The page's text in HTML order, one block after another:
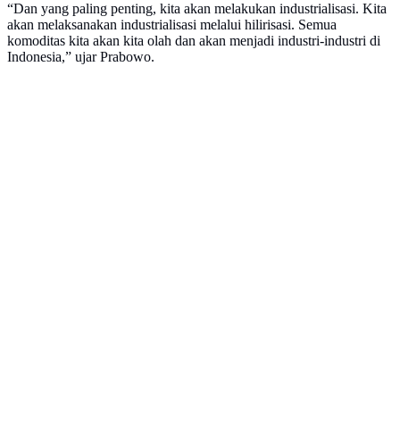
“Dan yang paling penting, kita akan melakukan industrialisasi. Kita
akan melaksanakan industrialisasi melalui hilirisasi. Semua
komoditas kita akan kita olah dan akan menjadi industri-industri di
Indonesia,” ujar Prabowo.